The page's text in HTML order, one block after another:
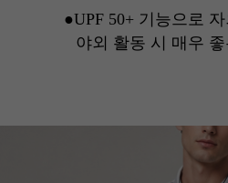
●UPF 50+ 기능으로
야외 활동 시 매우